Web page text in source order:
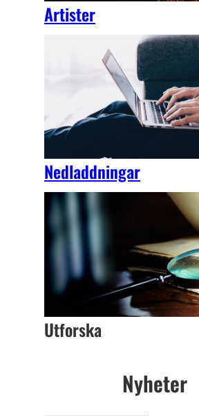
Artister
Nedladdningar
Utforska
Nyheter